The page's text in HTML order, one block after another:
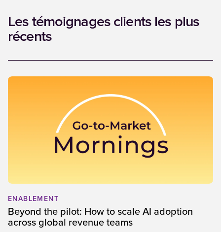
Les témoignages clients les plus
récents
ENABLEMENT
Beyond the pilot: How to scale AI adoption
across global revenue teams